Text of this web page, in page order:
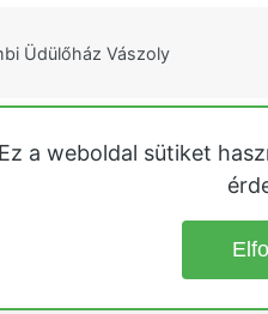
Üdülőház Vászoly
Ez a weboldal sütiket